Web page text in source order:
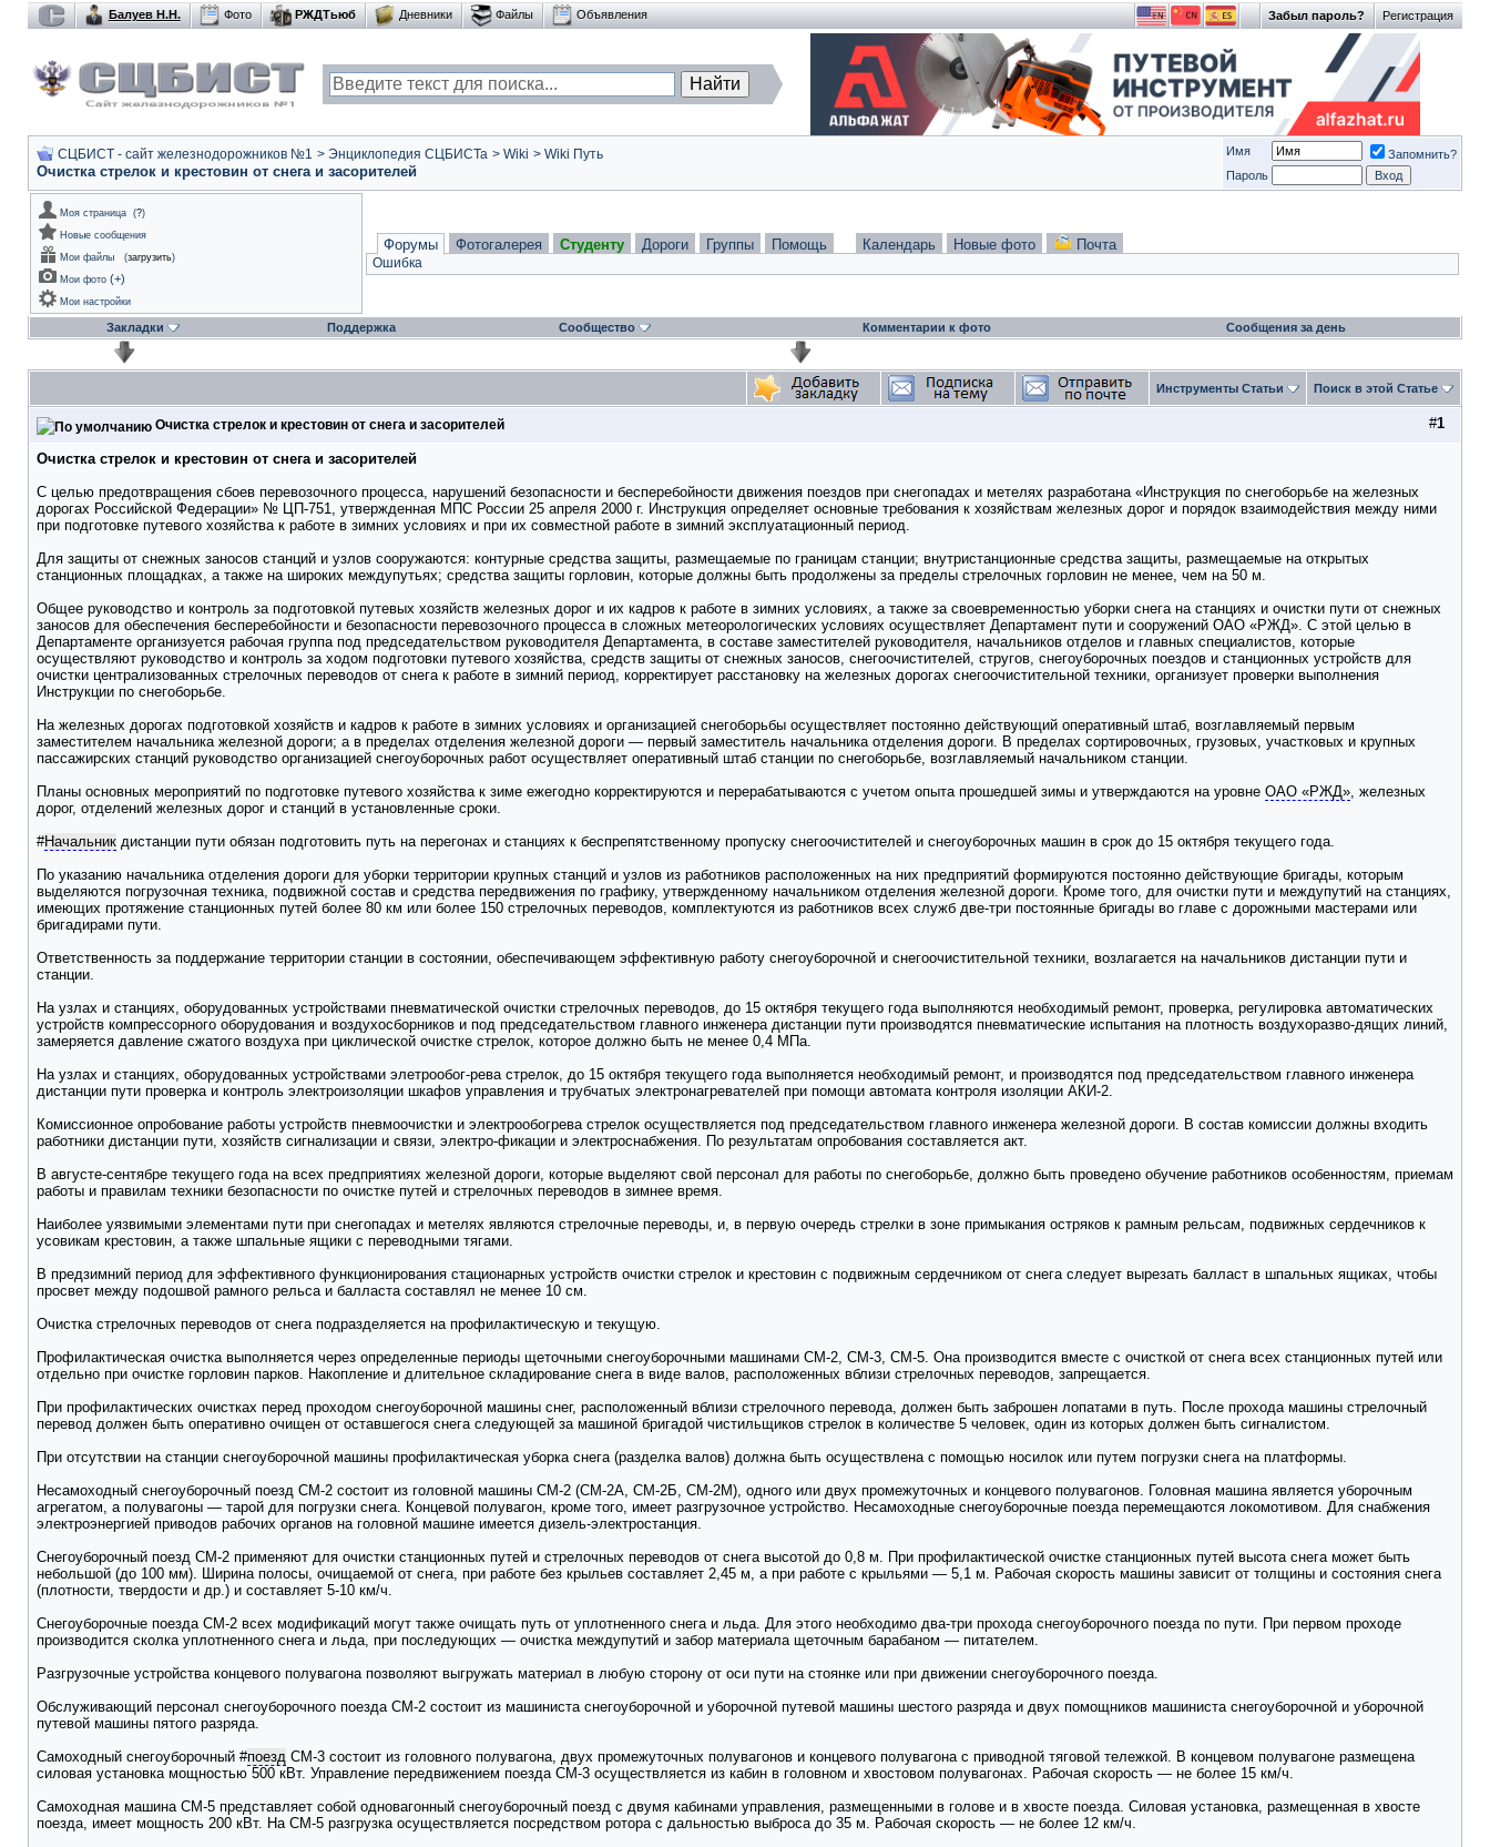
Регистрация
Забыл пароль?
Балуев Н.Н. Фото РЖДТьюб Дневники Файлы Объявления
СЦБИСТ - сайт железнодорожников №1 > Энциклопедия СЦБИСТа > Wiki > Wiki Путь
Очистка стрелок и крестовин от снега и засорителей
Имя
Запомнить?
Пароль
Моя страница (?)
Новые сообщения
Мои файлы
(загрузить)
Мои фото (+)
Мои настройки
Форумы Фотогалерея Студенту Дороги Группы Помощь Календарь Новые фото Почта
Ошибка
Закладки Поддержка Сообщество Комментарии к фото Сообщения за день
Инструменты Статьи Поиск в этой Статье
#1
Очистка стрелок и крестовин от снега и засорителей
Очистка стрелок и крестовин от снега и засорителей
С целью предотвращения сбоев перевозочного процесса, нарушений безопасности и бесперебойности движения поездов при снегопадах и метелях разработана «Инструкция по снегоборьбе на железных
дорогах Российской Федерации» № ЦП-751, утвержденная МПС России 25 апреля 2000 г. Инструкция определяет основные требования к хозяйствам железных дорог и порядок взаимодействия между ними
при подготовке путевого хозяйства к работе в зимних условиях и при их совместной работе в зимний эксплуатационный период.
Для защиты от снежных заносов станций и узлов сооружаются: контурные средства защиты, размещаемые по границам станции; внутристанционные средства защиты, размещаемые на открытых
станционных площадках, а также на широких междупутьях; средства защиты горловин, которые должны быть продолжены за пределы стрелочных горловин не менее, чем на 50 м.
Общее руководство и контроль за подготовкой путевых хозяйств железных дорог и их кадров к работе в зимних условиях, а также за своевременностью уборки снега на станциях и очистки пути от снежных
заносов для обеспечения бесперебойности и безопасности перевозочного процесса в сложных метеорологических условиях осуществляет Департамент пути и сооружений ОАО «РЖД». С этой целью в
Департаменте организуется рабочая группа под председательством руководителя Департамента, в составе заместителей руководителя, начальников отделов и главных специалистов, которые
осуществляют руководство и контроль за ходом подготовки путевого хозяйства, средств защиты от снежных заносов, снегоочистителей, стругов, снегоуборочных поездов и станционных устройств для
очистки централизованных стрелочных переводов от снега к работе в зимний период, корректирует расстановку на железных дорогах снегоочистительной техники, организует проверки выполнения
Инструкции по снегоборьбе.
На железных дорогах подготовкой хозяйств и кадров к работе в зимних условиях и организацией снегоборьбы осуществляет постоянно действующий оперативный штаб, возглавляемый первым
заместителем начальника железной дороги; а в пределах отделения железной дороги — первый заместитель начальника отделения дороги. В пределах сортировочных, грузовых, участковых и крупных
пассажирских станций руководство организацией снегоуборочных работ осуществляет оперативный штаб станции по снегоборьбе, возглавляемый начальником станции.
Планы основных мероприятий по подготовке путевого хозяйства к зиме ежегодно корректируются и перерабатываются с учетом опыта прошедшей зимы и утверждаются на уровне ОАО «РЖД», железных
дорог, отделений железных дорог и станций в установленные сроки.
#Начальник дистанции пути обязан подготовить путь на перегонах и станциях к беспрепятственному пропуску снегоочистителей и снегоуборочных машин в срок до 15 октября текущего года.
По указанию начальника отделения дороги для уборки территории крупных станций и узлов из работников расположенных на них предприятий формируются постоянно действующие бригады, которым
выделяются погрузочная техника, подвижной состав и средства передвижения по графику, утвержденному начальником отделения железной дороги. Кроме того, для очистки пути и междупутий на станциях,
имеющих протяжение станционных путей более 80 км или более 150 стрелочных переводов, комплектуются из работников всех служб две-три постоянные бригады во главе с дорожными мастерами или
бригадирами пути.
Ответственность за поддержание территории станции в состоянии, обеспечивающем эффективную работу снегоуборочной и снегоочистительной техники, возлагается на начальников дистанции пути и
станции.
На узлах и станциях, оборудованных устройствами пневматической очистки стрелочных переводов, до 15 октября текущего года выполняются необходимый ремонт, проверка, регулировка автоматических
устройств компрессорного оборудования и воздухосборников и под председательством главного инженера дистанции пути производятся пневматические испытания на плотность воздухоразво-дящих линий,
замеряется давление сжатого воздуха при циклической очистке стрелок, которое должно быть не менее 0,4 МПа.
На узлах и станциях, оборудованных устройствами элетрообог-рева стрелок, до 15 октября текущего года выполняется необходимый ремонт, и производятся под председательством главного инженера
дистанции пути проверка и контроль электроизоляции шкафов управления и трубчатых электронагревателей при помощи автомата контроля изоляции АКИ-2.
Комиссионное опробование работы устройств пневмоочистки и электрообогрева стрелок осуществляется под председательством главного инженера железной дороги. В состав комиссии должны входить
работники дистанции пути, хозяйств сигнализации и связи, электро-фикации и электроснабжения. По результатам опробования составляется акт.
В августе-сентябре текущего года на всех предприятиях железной дороги, которые выделяют свой персонал для работы по снегоборьбе, должно быть проведено обучение работников особенностям, приемам
работы и правилам техники безопасности по очистке путей и стрелочных переводов в зимнее время.
Наиболее уязвимыми элементами пути при снегопадах и метелях являются стрелочные переводы, и, в первую очередь стрелки в зоне примыкания остряков к рамным рельсам, подвижных сердечников к
усовикам крестовин, а также шпальные ящики с переводными тягами.
В предзимний период для эффективного функционирования стационарных устройств очистки стрелок и крестовин с подвижным сердечником от снега следует вырезать балласт в шпальных ящиках, чтобы
просвет между подошвой рамного рельса и балласта составлял не менее 10 см.
Очистка стрелочных переводов от снега подразделяется на профилактическую и текущую.
Профилактическая очистка выполняется через определенные периоды щеточными снегоуборочными машинами СМ-2, СМ-3, СМ-5. Она производится вместе с очисткой от снега всех станционных путей или
отдельно при очистке горловин парков. Накопление и длительное складирование снега в виде валов, расположенных вблизи стрелочных переводов, запрещается.
При профилактических очистках перед проходом снегоуборочной машины снег, расположенный вблизи стрелочного перевода, должен быть заброшен лопатами в путь. После прохода машины стрелочный
перевод должен быть оперативно очищен от оставшегося снега следующей за машиной бригадой чистильщиков стрелок в количестве 5 человек, один из которых должен быть сигналистом.
При отсутствии на станции снегоуборочной машины профилактическая уборка снега (разделка валов) должна быть осуществлена с помощью носилок или путем погрузки снега на платформы.
Несамоходный снегоуборочный поезд СМ-2 состоит из головной машины СМ-2 (СМ-2А, СМ-2Б, СМ-2М), одного или двух промежуточных и концевого полувагонов. Головная машина является уборочным
агрегатом, а полувагоны — тарой для погрузки снега. Концевой полувагон, кроме того, имеет разгрузочное устройство. Несамоходные снегоуборочные поезда перемещаются локомотивом. Для снабжения
электроэнергией приводов рабочих органов на головной машине имеется дизель-электростанция.
Снегоуборочный поезд СМ-2 применяют для очистки станционных путей и стрелочных переводов от снега высотой до 0,8 м. При профилактической очистке станционных путей высота снега может быть
небольшой (до 100 мм). Ширина полосы, очищаемой от снега, при работе без крыльев составляет 2,45 м, а при работе с крыльями — 5,1 м. Рабочая скорость машины зависит от толщины и состояния снега
(плотности, твердости и др.) и составляет 5-10 км/ч.
Снегоуборочные поезда СМ-2 всех модификаций могут также очищать путь от уплотненного снега и льда. Для этого необходимо два-три прохода снегоуборочного поезда по пути. При первом проходе
производится сколка уплотненного снега и льда, при последующих — очистка междупутий и забор материала щеточным барабаном — питателем.
Разгрузочные устройства концевого полувагона позволяют выгружать материал в любую сторону от оси пути на стоянке или при движении снегоуборочного поезда.
Обслуживающий персонал снегоуборочного поезда СМ-2 состоит из машиниста снегоуборочной и уборочной путевой машины шестого разряда и двух помощников машиниста снегоуборочной и уборочной
путевой машины пятого разряда.
Самоходный снегоуборочный #поезд СМ-3 состоит из головного полувагона, двух промежуточных полувагонов и концевого полувагона с приводной тяговой тележкой. В концевом полувагоне размещена
силовая установка мощностью 500 кВт. Управление передвижением поезда СМ-3 осуществляется из кабин в головном и хвостовом полувагонах. Рабочая скорость — не более 15 км/ч.
Самоходная машина СМ-5 представляет собой одновагонный снегоуборочный поезд с двумя кабинами управления, размещенными в голове и в хвосте поезда. Силовая установка, размещенная в хвосте
поезда, имеет мощность 200 кВт. На СМ-5 разгрузка осуществляется посредством ротора с дальностью выброса до 35 м. Рабочая скорость — не более 12 км/ч.